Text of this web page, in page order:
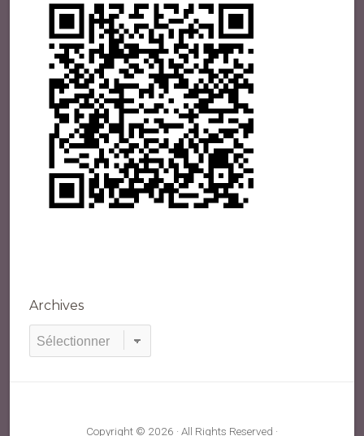
Archives
Archives
Copyright © 2026 · All Rights Reserved ·